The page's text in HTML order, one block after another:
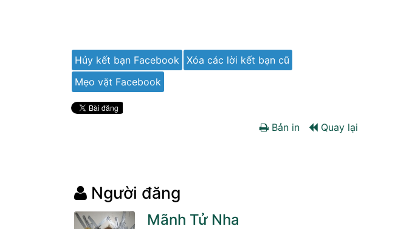
Hủy kết bạn Facebook Xóa các lời kết bạn cũ
Mẹo vặt Facebook
Bản in Quay lại
Người đăng
Mãnh Tử Nha